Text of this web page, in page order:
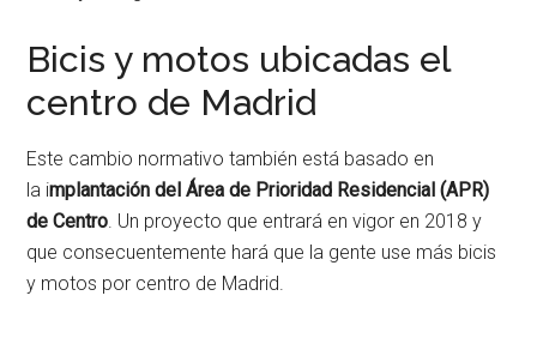
Bicis y motos ubicadas el
centro de Madrid
Este cambio normativo también está basado en
la implantación del Área de Prioridad Residencial (APR)
de Centro . Un proyecto que entrará en vigor en 2018 y
que consecuentemente hará que la gente use más bicis
y motos por centro de Madrid.